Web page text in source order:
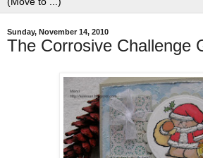
Sunday, November 14, 2010
The Corrosive Challenge